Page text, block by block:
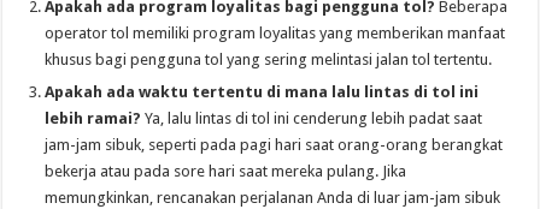
Apakah ada program loyalitas bagi pengguna tol? Beberapa
operator tol memiliki program loyalitas yang memberikan manfaat
khusus bagi pengguna tol yang sering melintasi jalan tol tertentu.
Apakah ada waktu tertentu di mana lalu lintas di tol ini
lebih ramai? Ya, lalu lintas di tol ini cenderung lebih padat saat
jam-jam sibuk, seperti pada pagi hari saat orang-orang berangkat
bekerja atau pada sore hari saat mereka pulang. Jika
memungkinkan, rencanakan perjalanan Anda di luar jam-jam sibuk